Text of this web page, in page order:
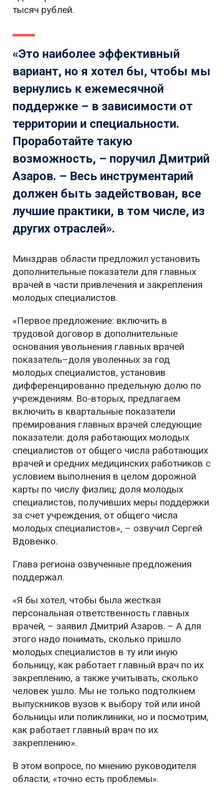
тысяч рублей.
«Это наиболее эффективный
вариант, но я хотел бы, чтобы мы
вернулись к ежемесячной
поддержке – в зависимости от
территории и специальности.
Проработайте такую
возможность, – поручил Дмитрий
Азаров. – Весь инструментарий
должен быть задействован, все
лучшие практики, в том числе, из
других отраслей».
Минздрав области предложил установить
дополнительные показатели для главных
врачей в части привлечения и закрепления
молодых специалистов.
«Первое предложение: включить в
трудовой договор в дополнительные
основания увольнения главных врачей
показатель–доля уволенных за год
молодых специалистов, установив
дифференцированно предельную долю по
учреждениям. Во-вторых, предлагаем
включить в квартальные показатели
премирования главных врачей следующие
показатели: доля работающих молодых
специалистов от общего числа работающих
врачей и средних медицинских работников с
условием выполнения в целом дорожной
карты по числу физлиц; доля молодых
специалистов, получивших меры поддержки
за счет учреждения, от общего числа
молодых специалистов», – озвучил Сергей
Вдовенко.
Глава региона озвученные предложения
поддержал.
«Я бы хотел, чтобы была жесткая
персональная ответственность главных
врачей, – заявил Дмитрий Азаров. – А для
этого надо понимать, сколько пришло
молодых специалистов в ту или иную
больницу, как работает главный врач по их
закреплению, а также учитывать, сколько
человек ушло. Мы не только подтолкнем
выпускников вузов к выбору той или иной
больницы или поликлиники, но и посмотрим,
как работает главный врач по их
закреплению».
В этом вопросе, по мнению руководителя
области, «точно есть проблемы».